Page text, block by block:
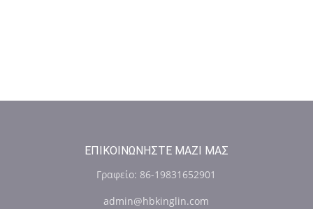
ΕΠΙΚΟΙΝΩΝΉΣΤΕ ΜΑΖΊ ΜΑΣ
Γραφείο: 86-19831652901
admin@hbkinglin.com